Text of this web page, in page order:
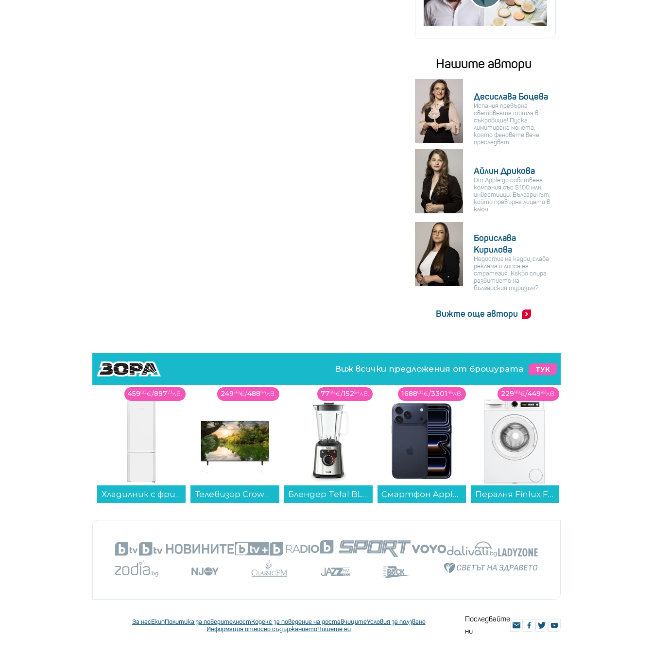
Нашите автори
Десислава Боцева
Испания превърна
световната титла в
съкровище! Пуска
лимитирана монета,
която феновете вече
преследват
Айлин Дрикова
От Apple до собствена
компания със $100 млн.
инвестиции: Българинът,
който превърна лицето в
ключ
Борислава
Кирилова
Недостиг на кадри, слаба
реклама и липса на
стратегия: Какво спира
развитието на
българския туризъм?
Вижте още автори
Виж всички предложения от брошурата ТУК
24999€/48894лв.
Телевизор Crown 50MQ4UHA SMART TV , 127 см, 3840x2160 UHD-4K , 50 inch, Android , QLED ...
7799€/15254лв. 168800€/330145лв.
Смартфон Apple iPhone 17 Pro Max 512GB Deep Blue mfyu4 , 12 GB, 512 GB...
22999€/44983лв.
Пералня Finlux FXN 1061T , 1000 об./мин., 6.00 kg, A , Бял...
24999€/48894лв.
Готварска печка мини Елдом 201VFE-NEW , 2 керамични , Бял...
За насЕкипПолитика за поверителностКодекс за поведение на доставчицитеУсловия за ползване
Информация относно съдържаниетоПишете ни
Последвайте
ни